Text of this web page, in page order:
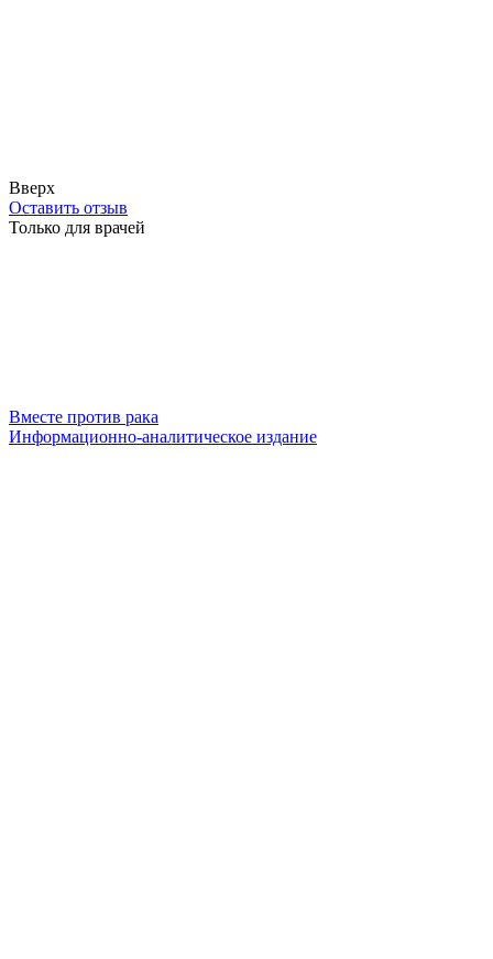
Вверх
Оставить отзыв
Только для врачей
Вместе против рака
Информационно-аналитическое издание